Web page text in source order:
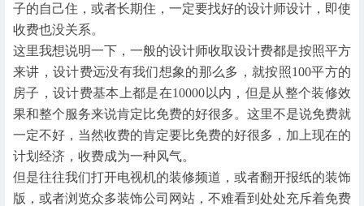
子的自己住，或者长期住，一定要找好的设计师设计，即使
收费也没关系。
这里我想说明一下，一般的设计师收取设计费都是按照平方
来讲，设计费远没有我们想象的那么多，就按照100平方的
房子，设计费基本上都是在10000以内，但是从整个装修效
果和整个服务来说肯定比免费的好很多。这里不是说免费就
一定不好，当然收费的肯定要比免费的好很多，加上现在的
计划经济，收费成为一种风气。
但是往往我们打开电视机的装修频道，或者翻开报纸的装饰
版，或者浏览众多装饰公司网站，不难看到处处充斥着免费